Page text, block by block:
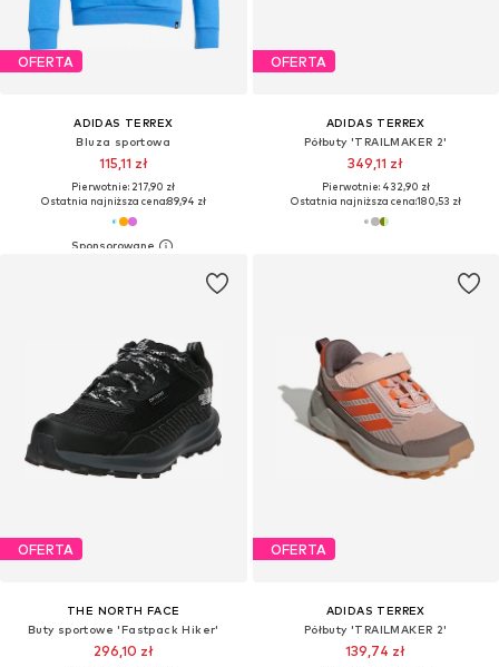
OFERTA
ADIDAS TERREX
Bluza sportowa
115,11 zł
Pierwotnie: 217,90 zł
Ostatnia najniższa cena:89,94 zł
OFERTA
ADIDAS TERREX
Półbuty 'TRAILMAKER 2'
349,11 zł
Pierwotnie: 432,90 zł
Ostatnia najniższa cena:180,53 zł
OFERTA
THE NORTH FACE
Buty sportowe 'Fastpack Hiker'
296,10 zł
OFERTA
ADIDAS TERREX
Półbuty 'TRAILMAKER 2'
139,74 zł